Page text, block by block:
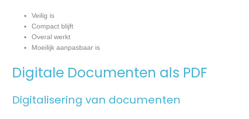
Veilig is
Compact blijft
Overal werkt
Moeilijk aanpasbaar is
Digitale Documenten als PDF
Digitalisering van documenten